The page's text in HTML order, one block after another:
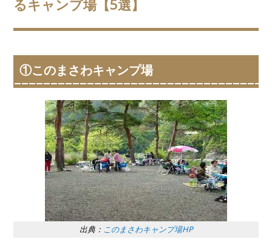
るキャンプ場【5選】
①このまさわキャンプ場
出典： このまさわキャンプ場HP